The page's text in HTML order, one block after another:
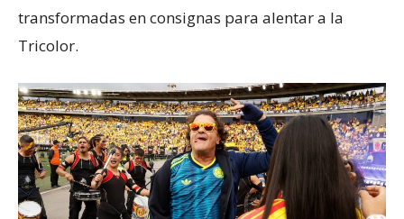
transformadas en consignas para alentar a la
Tricolor.